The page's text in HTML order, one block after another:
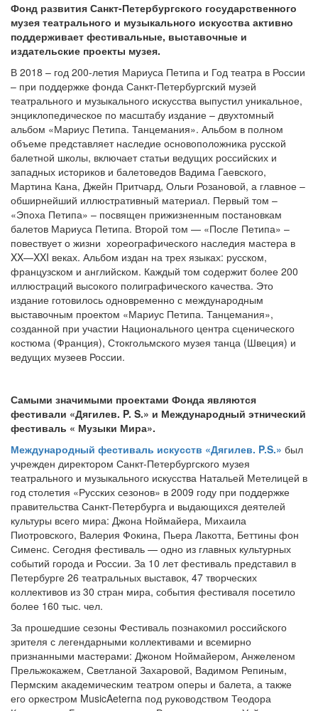
Фонд развития Санкт-Петербургского государственного
музея театрального и музыкального искусства активно
поддерживает фестивальные, выставочные и
издательские проекты музея.
В 2018 – год 200-летия Мариуса Петипа и Год театра в России
– при поддержке фонда Санкт-Петербургский музей
театрального и музыкального искусства выпустил уникальное,
энциклопедическое по масштабу издание – двухтомный
альбом «Мариус Петипа. Танцемания». Альбом в полном
объеме представляет наследие основоположника русской
балетной школы, включает статьи ведущих российских и
западных историков и балетоведов Вадима Гаевского,
Мартина Кана, Джейн Притчард, Ольги Розановой, а главное –
обширнейший иллюстративный материал. Первый том –
«Эпоха Петипа» – посвящен прижизненным постановкам
балетов Мариуса Петипа. Второй том — «После Петипа» –
повествует о жизни хореографического наследия мастера в
XX—XXI веках. Альбом издан на трех языках: русском,
французском и английском. Каждый том содержит более 200
иллюстраций высокого полиграфического качества. Это
издание готовилось одновременно с международным
выставочным проектом «Мариус Петипа. Танцемания»,
созданной при участии Национального центра сценического
костюма (Франция), Стокгольмского музея танца (Швеция) и
ведущих музеев России.
Самыми значимыми проектами Фонда являются
фестивали «Дягилев. P. S.» и Международный этнический
фестиваль « Музыки Мира».
Международный фестиваль искусств «Дягилев. P.S.» был
учрежден директором Санкт-Петербургского музея
театрального и музыкального искусства Натальей Метелицей в
год столетия «Русских сезонов» в 2009 году при поддержке
правительства Санкт-Петербурга и выдающихся деятелей
культуры всего мира: Джона Ноймайера, Михаила
Пиотровского, Валерия Фокина, Пьера Лакотта, Беттины фон
Сименс. Сегодня фестиваль — одно из главных культурных
событий города и России. За 10 лет фестиваль представил в
Петербурге 26 театральных выставок, 47 творческих
коллективов из 30 стран мира, события фестиваля посетило
более 160 тыс. чел.
За прошедшие сезоны Фестиваль познакомил российского
зрителя с легендарными коллективами и всемирно
признанными мастерами: Джоном Ноймайером, Анжеленом
Прельжокажем, Светланой Захаровой, Вадимом Репиным,
Пермским академическим театром оперы и балета, а также
его оркестром MusicAeterna под руководством Теодора